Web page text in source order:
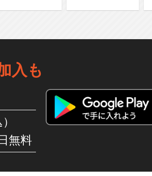
入も
無料